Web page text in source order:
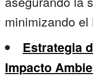
minimizando
Estrategia
Impacto